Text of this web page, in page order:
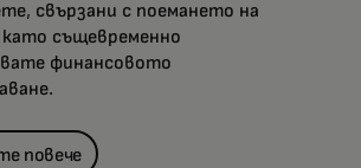
свързани с поемането на
като същевременно
финансовото
повече